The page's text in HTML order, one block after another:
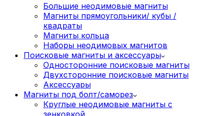
Большие неодимовые магниты
Магниты прямоугольники/ кубы /
квадраты
Магниты кольца
Наборы неодимовых магнитов
Поисковые магниты и аксессуары
Односторонние поисковые магниты
Двухсторонние поисковые магниты
Аксессуары
Магниты под болт/саморез
Круглые неодимовые магниты с
зенковкой